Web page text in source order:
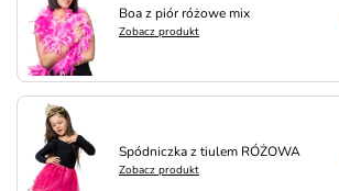
Boa z piór różowe mix
Zobacz produkt
Spódniczka z tiulem RÓŻOWA
Zobacz produkt